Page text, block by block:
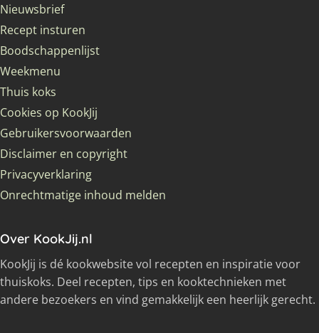
Nieuwsbrief
Recept insturen
Boodschappenlijst
Weekmenu
Thuis koks
Cookies op KookJij
Gebruikersvoorwaarden
Disclaimer en copyright
Privacyverklaring
Onrechtmatige inhoud melden
Over KookJij.nl
KookJij is dé kookwebsite vol recepten en inspiratie voor
thuiskoks. Deel recepten, tips en kooktechnieken met
andere bezoekers en vind gemakkelijk een heerlijk gerecht.